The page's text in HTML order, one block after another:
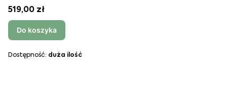
519,00 zł
Do koszyka
Dostępność: duża ilość